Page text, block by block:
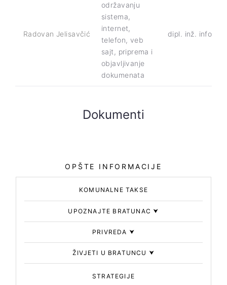
Radovan Jelisavčić
održavanju
sistema,
internet,
telefon, veb
sajt, priprema i
objavljivanje
dokumenata
dipl. inž.
Dokumenti
OPŠTE INFORMACIJE
KOMUNALNE TAKSE
UPOZNAJTE BRATUNAC ⮟
PRIVREDA ⮟
ŽIVJETI U BRATUNCU ⮟
STRATEGIJE